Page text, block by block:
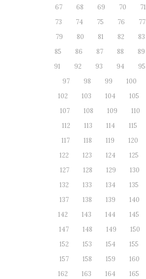
67
68 69 70 71
73
74 75 76 77
79
80 81 82 83
85
86 87 88 89
91
92 93 94 95
97
98 99 100
102
103 104 105
107
108 109 110
112
113 114 115
117
118 119 120
122
123 124 125
127
128 129 130
132
133 134 135
137
138 139 140
142
143 144 145
147
148 149 150
152
153 154 155
157
158 159 160
162
163 164 165